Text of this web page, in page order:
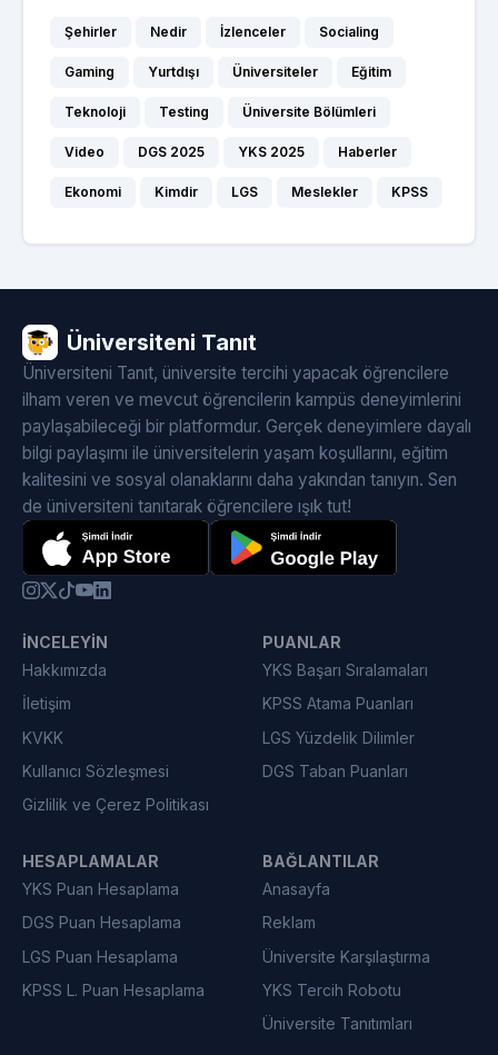
Şehirler Nedir İzlenceler Socialing
Gaming Yurtdışı Üniversiteler Eğitim
Teknoloji Testing Üniversite Bölümleri
Video DGS 2025 YKS 2025 Haberler
Ekonomi Kimdir LGS Meslekler KPSS
Üniversiteni Tanıt
Üniversiteni Tanıt, üniversite tercihi yapacak öğrencilere
ilham veren ve mevcut öğrencilerin kampüs deneyimlerini
paylaşabileceği bir platformdur. Gerçek deneyimlere dayalı
bilgi paylaşımı ile üniversitelerin yaşam koşullarını, eğitim
kalitesini ve sosyal olanaklarını daha yakından tanıyın. Sen
de üniversiteni tanıtarak öğrencilere ışık tut!
İNCELEYIN
Hakkımızda
İletişim
KVKK
Kullanıcı Sözleşmesi
Gizlilik ve Çerez Politikası
PUANLAR
YKS Başarı Sıralamaları
KPSS Atama Puanları
LGS Yüzdelik Dilimler
DGS Taban Puanları
HESAPLAMALAR
YKS Puan Hesaplama
DGS Puan Hesaplama
LGS Puan Hesaplama
KPSS L. Puan Hesaplama
BAĞLANTILAR
Anasayfa
Reklam
Üniversite Karşılaştırma
YKS Tercih Robotu
Üniversite Tanıtımları